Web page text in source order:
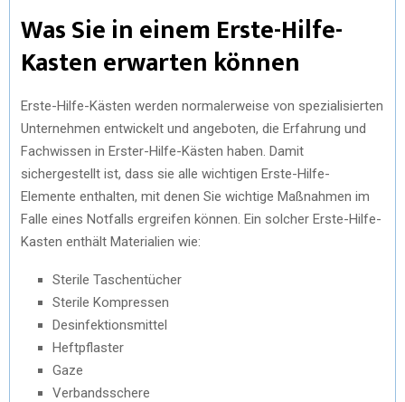
Was Sie in einem Erste-Hilfe-
Kasten erwarten können
Erste-Hilfe-Kästen werden normalerweise von spezialisierten
Unternehmen entwickelt und angeboten, die Erfahrung und
Fachwissen in Erster-Hilfe-Kästen haben. Damit
sichergestellt ist, dass sie alle wichtigen Erste-Hilfe-
Elemente enthalten, mit denen Sie wichtige Maßnahmen im
Falle eines Notfalls ergreifen können. Ein solcher Erste-Hilfe-
Kasten enthält Materialien wie:
Sterile Taschentücher
Sterile Kompressen
Desinfektionsmittel
Heftpflaster
Gaze
Verbandsschere